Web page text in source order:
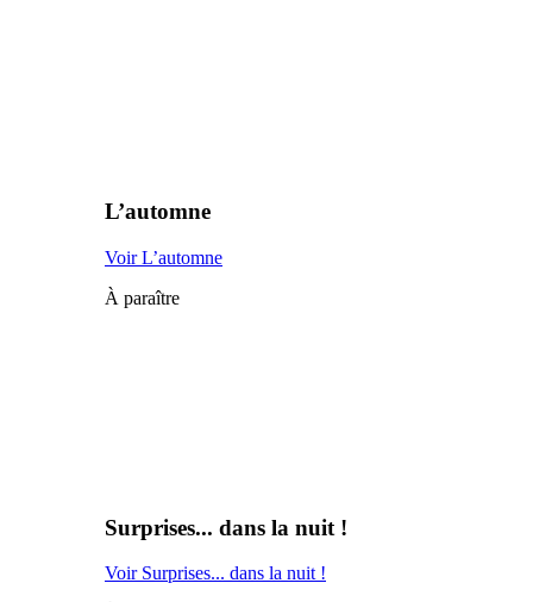
L’automne
Voir L’automne
À paraître
Surprises... dans la nuit !
Voir Surprises... dans la nuit !